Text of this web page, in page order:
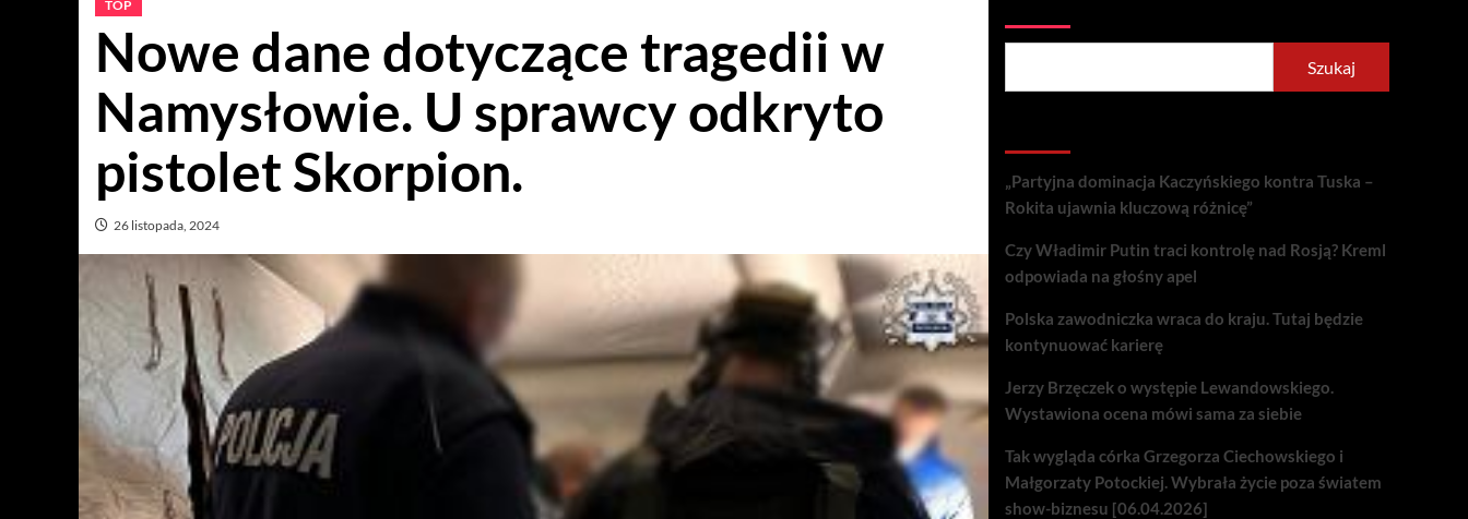
TOP
Nowe dane dotyczące tragedii w
Namysłowie. U sprawcy odkryto
pistolet Skorpion.
26 listopada, 2024
Szukaj
„Partyjna dominacja Kaczyńskiego kontra Tuska –
Rokita ujawnia kluczową różnicę”
Czy Władimir Putin traci kontrolę nad Rosją? Kreml
odpowiada na głośny apel
Polska zawodniczka wraca do kraju. Tutaj będzie
kontynuować karierę
Jerzy Brzęczek o występie Lewandowskiego.
Wystawiona ocena mówi sama za siebie
Tak wygląda córka Grzegorza Ciechowskiego i
Małgorzaty Potockiej. Wybrała życie poza światem
show-biznesu [06.04.2026]